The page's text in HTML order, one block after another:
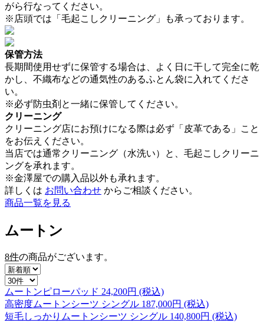
がら行なってください。
※店頭では「毛起こしクリーニング」も承っております。
保管方法
長期間使用せずに保管する場合は、よく日に干して完全に乾
かし、不織布などの通気性のあるふとん袋に入れてくださ
い。
※必ず防虫剤と一緒に保管してください。
クリーニング
クリーニング店にお預けになる際は必ず「皮革である」こと
をお伝えください。
当店では通常クリーニング（水洗い）と、毛起こしクリーニ
ングを承れます。
※金澤屋での購入品以外も承れます。
詳しくは お問い合わせ からご相談ください。
商品一覧を見る
ムートン
8件の商品がございます。
ムートンピローパッド 24,200円 (税込)
高密度ムートンシーツ シングル 187,000円 (税込)
短毛しっかりムートンシーツ シングル 140,800円 (税込)